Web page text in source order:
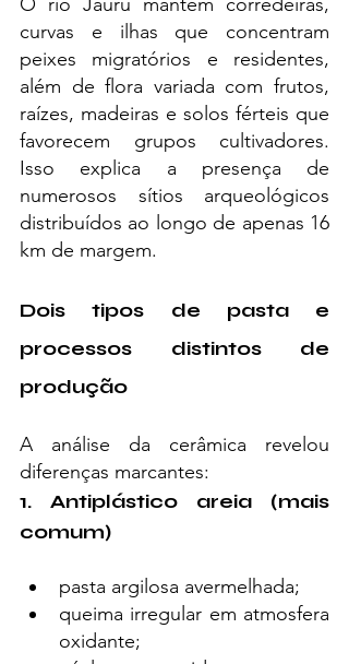
curvas e ilhas que concentram
peixes migratórios e residentes,
além de flora variada com frutos,
raízes, madeiras e solos férteis que
favorecem grupos cultivadores.
Isso explica a presença de
numerosos sítios arqueológicos
distribuídos ao longo de apenas 16
km de margem.
Dois tipos de pasta e
processos distintos de
produção
A análise da cerâmica revelou
diferenças marcantes:
1. Antiplástico areia (mais
comum)
pasta argilosa avermelhada;
queima irregular em atmosfera
oxidante;